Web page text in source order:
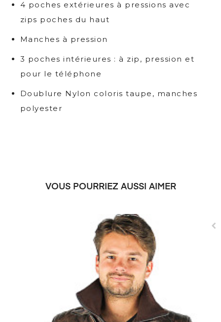
4 poches extérieures à pressions avec
zips poches du haut
Manches à pression
3 poches intérieures : à zip, pression et
pour le téléphone
Doublure Nylon coloris taupe, manches
polyester
VOUS POURRIEZ AUSSI AIMER